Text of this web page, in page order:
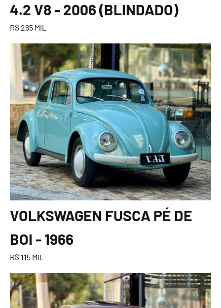
4.2 V8 - 2006 (BLINDADO)
R$ 265 MIL
VOLKSWAGEN FUSCA PÉ DE
BOI - 1966
R$ 115 MIL